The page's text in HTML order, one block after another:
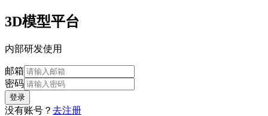
3D模型平台
内部研发使用
邮箱
密码
登录
没有账号？ 去注册